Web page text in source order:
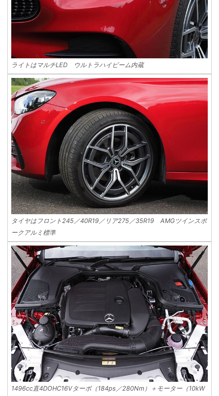
ライトはマルチLED ウルトラハイビーム内蔵
タイヤはフロント245／40R19／リア275／35R19 AMGツインスポ
ークアルミ標準
1496cc直4DOHC16Vターボ（184ps／280Nm）＋モーター（10kW